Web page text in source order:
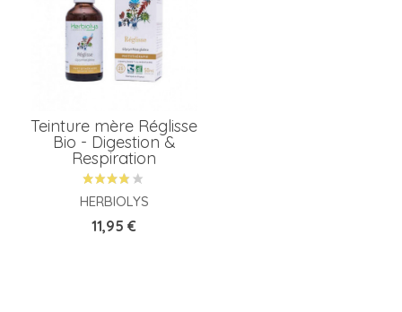
Teinture mère Réglisse
Bio - Digestion &
Respiration
HERBIOLYS
Prix
11,95 €